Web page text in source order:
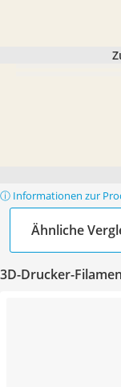
ⓘ Informationen zur
Ähnliche
3D-Drucker-